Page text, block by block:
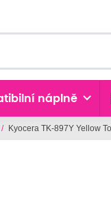
náplně
/ Kyocera TK-897Y Yellow